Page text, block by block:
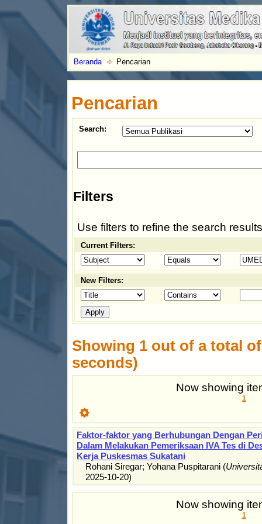
Beranda Pencarian
Pencarian
Search:
Filters
Use filters to refine the search
Current Filters:
New Filters:
Showing 1 out of a total
seconds)
Now showing
1
Faktor-faktor yang Berhubungan Dengan
Dalam Melakukan Pemeriksaan IVA Tes di
Kerja Puskesmas Sukatani
Rohani Siregar; Yohana Puspitarani (
2025-10-20)
Now showing
1